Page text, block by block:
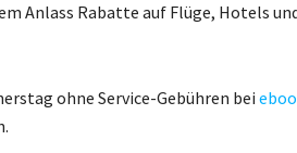
Anlass Rabatte auf Flüge, Hotels
ohne Service-Gebühren bei